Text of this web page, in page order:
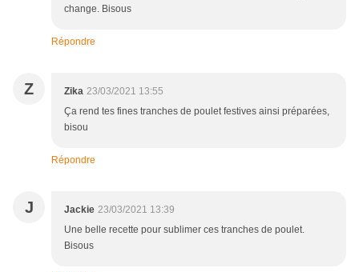
change. Bisous
Répondre
Z Zika 23/03/2021 13:55
Ça rend tes fines tranches de poulet festives ainsi préparées,
bisou
Répondre
J Jackie 23/03/2021 13:39
Une belle recette pour sublimer ces tranches de poulet.
Bisous